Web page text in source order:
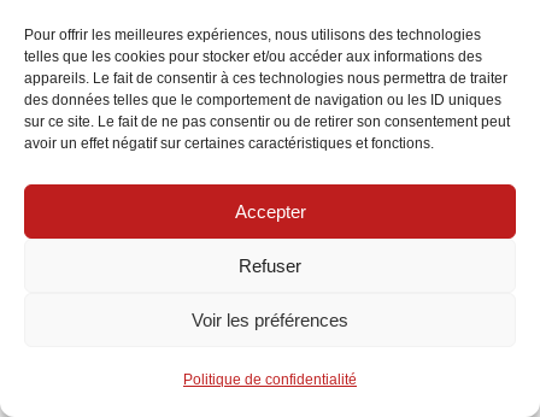
Pour offrir les meilleures expériences, nous utilisons des technologies
telles que les cookies pour stocker et/ou accéder aux informations des
appareils. Le fait de consentir à ces technologies nous permettra de traiter
des données telles que le comportement de navigation ou les ID uniques
sur ce site. Le fait de ne pas consentir ou de retirer son consentement peut
avoir un effet négatif sur certaines caractéristiques et fonctions.
Accepter
Refuser
Voir les préférences
Politique de confidentialité
détectée, réduisant ainsi
la consommation et
limitant les nuisances
réglables très précis
tandis qu’Osram offre des